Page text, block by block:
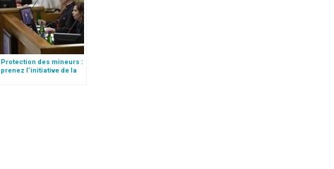
Protection des mineurs :
prenez l’initiative de la